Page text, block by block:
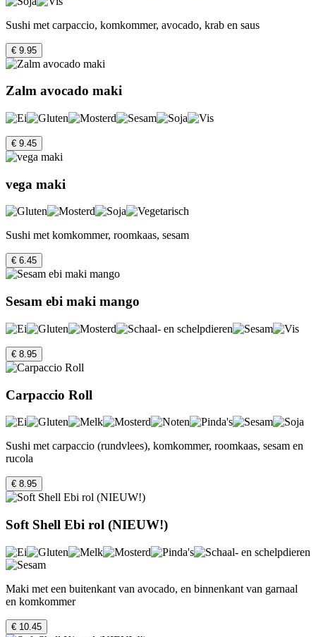
Sushi met carpaccio, komkommer, avocado, krab en saus
€ 9.95
Zalm avocado maki
€ 9.45
vega maki
Sushi met komkommer, roomkaas, sesam
€ 6.45
Sesam ebi maki mango
€ 8.95
Carpaccio Roll
Sushi met carpaccio (rundvlees), komkommer, roomkaas, sesam en
rucola
€ 8.95
Soft Shell Ebi rol (NIEUW!)
Maki met een buitenkant van avocado, en binnenkant van garnaal
en komkommer
€ 10.45